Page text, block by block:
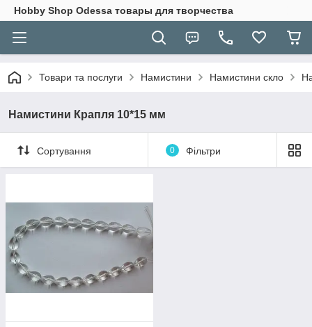
Hobbу Shop Odessa товары для творчества
Товари та послуги Намистини Намистини скло
Намистини Крапля 10*15 мм
Сортування 0 Фільтри